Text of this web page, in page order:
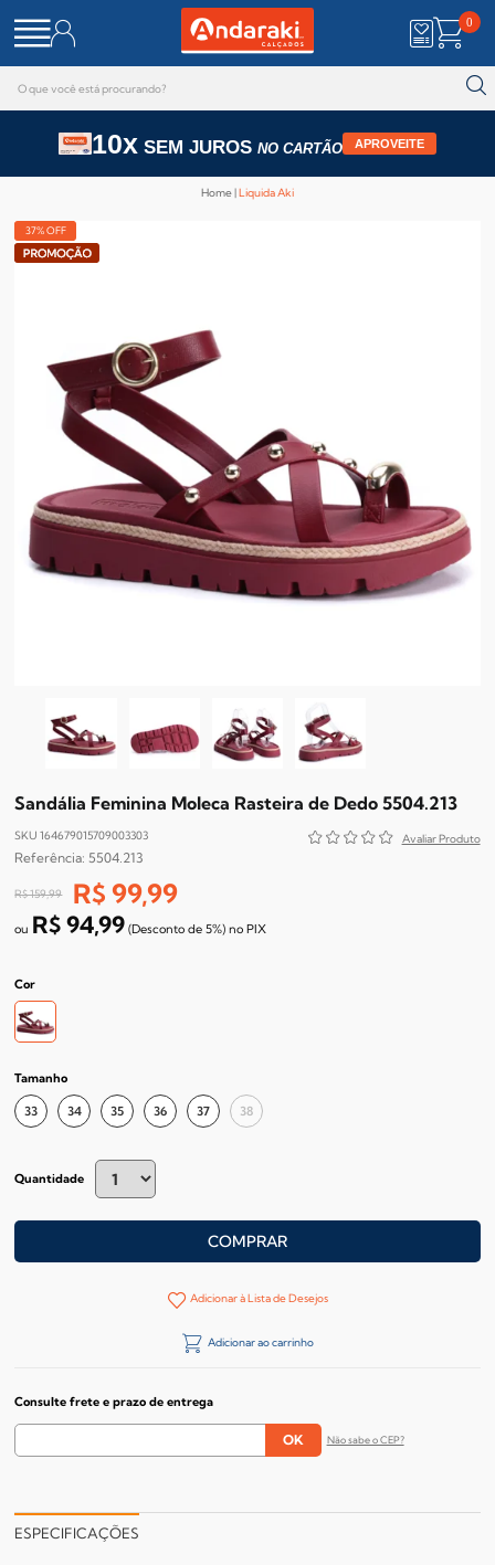
0
10x SEM JUROS NO CARTÃO APROVEITE
Home Liquida Aki
37% OFF
Sandália Feminina Moleca Rasteira de Dedo 5504.213
SKU 164679015709003303
5504.213
R$ 159,99 R$ 99,99
R$ 94,99 (Desconto de 5%) no PIX
Cor
Tamanho
33 34 35 36 37 38
Quantidade
COMPRAR
Adicionar à Lista de Desejos
Adicionar ao carrinho
Consulte frete e prazo de entrega
Não sabe o CEP?
ESPECIFICAÇÕES